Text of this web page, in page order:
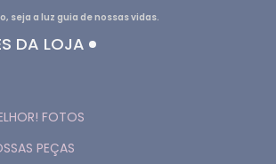
seja a luz guia de nossas vidas.
DA LOJA
FOTOS
PEÇAS